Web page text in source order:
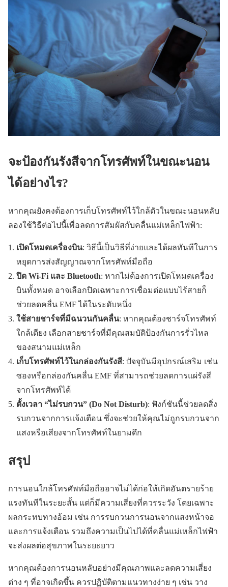
จะป้องกันรังสีจากโทรศัพท์ในขณะนอน
ได้อย่างไร?
หากคุณยังคงต้องการเก็บโทรศัพท์ไว้ใกล้ตัวในขณะนอนหลับ
ลองใช้วิธีต่อไปนี้เพื่อลดการสัมผัสกับคลื่นแม่เหล็กไฟฟ้า:
เปิดโหมดเครื่องบิน: วิธีนี้เป็นวิธีที่ง่ายและได้ผลทันทีในการ
หยุดการส่งสัญญาณจากโทรศัพท์มือถือ
ปิด Wi-Fi และ Bluetooth: หากไม่ต้องการเปิดโหมดเครื่อง
บินทั้งหมด อาจเลือกปิดเฉพาะการเชื่อมต่อแบบไร้สายก็
ช่วยลดคลื่น EMF ได้ในระดับหนึ่ง
ใช้สายชาร์จที่มีฉนวนกันคลื่น: หากคุณต้องชาร์จโทรศัพท์
ใกล้เตียง เลือกสายชาร์จที่มีคุณสมบัติป้องกันการรั่วไหล
ของสนามแม่เหล็ก
เก็บโทรศัพท์ไว้ในกล่องกันรังสี: ปัจจุบันมีอุปกรณ์เสริม เช่น
ซองหรือกล่องกันคลื่น EMF ที่สามารถช่วยลดการแผ่รังสี
จากโทรศัพท์ได้
ตั้งเวลา “ไม่รบกวน” (Do Not Disturb): ฟังก์ชันนี้ช่วยลดสิ่ง
รบกวนจากการแจ้งเตือน ซึ่งจะช่วยให้คุณไม่ถูกรบกวนจาก
แสงหรือเสียงจากโทรศัพท์ในยามดึก
สรุป
การนอนใกล้โทรศัพท์มือถืออาจไม่ได้ก่อให้เกิดอันตรายร้าย
แรงทันทีในระยะสั้น แต่ก็มีความเสี่ยงที่ควรระวัง โดยเฉพาะ
ผลกระทบทางอ้อม เช่น การรบกวนการนอนจากแสงหน้าจอ
และการแจ้งเตือน รวมถึงความเป็นไปได้ที่คลื่นแม่เหล็กไฟฟ้า
จะส่งผลต่อสุขภาพในระยะยาว
หากคุณต้องการนอนหลับอย่างมีคุณภาพและลดความเสี่ยง
ต่าง ๆ ที่อาจเกิดขึ้น ควรปฏิบัติตามแนวทางง่าย ๆ เช่น วาง